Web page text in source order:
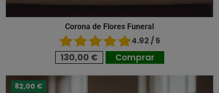
Corona de Flores Funeral
4.92 / 5
130,00 € Comprar
82,00 €